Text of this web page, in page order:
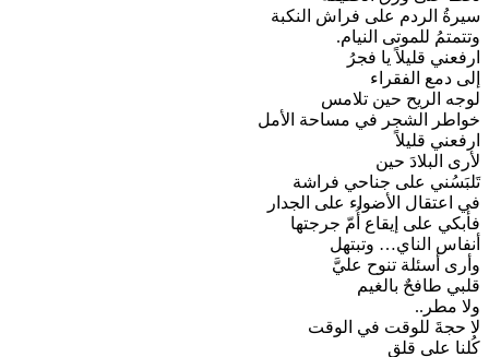
سيرةُ الردم على فراش النكبة
وتتمتمُ للموتى النيام.
ارفعني قليلاً يا فجرُ
إلى دمع الفقراء
لوجه الريح حين تلامس
خواطر الشجر في مساحة الأمل
ارفعني قليلاً
لأرى البلادَ حين
تَلبَسُني على جناحي فراشة
في اعتقال الأضواء على الجدار
فأبكي على إيقاع أُمّ جرجتها
أنفاس الناي… وتبتهل
وأرى أسئلة تنوح عليَّ
قلبي طافحٌ بالغيم
ولا مطر..
لا حجةَ للوقت في الوقت
كُلنا على قلق